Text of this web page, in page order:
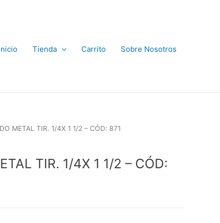
Tienda Carrito Sobre Nosotros
METAL TIR. 1/4X 1 1/2 – CÓD: 871
TIR. 1/4X 1 1/2 – CÓD: